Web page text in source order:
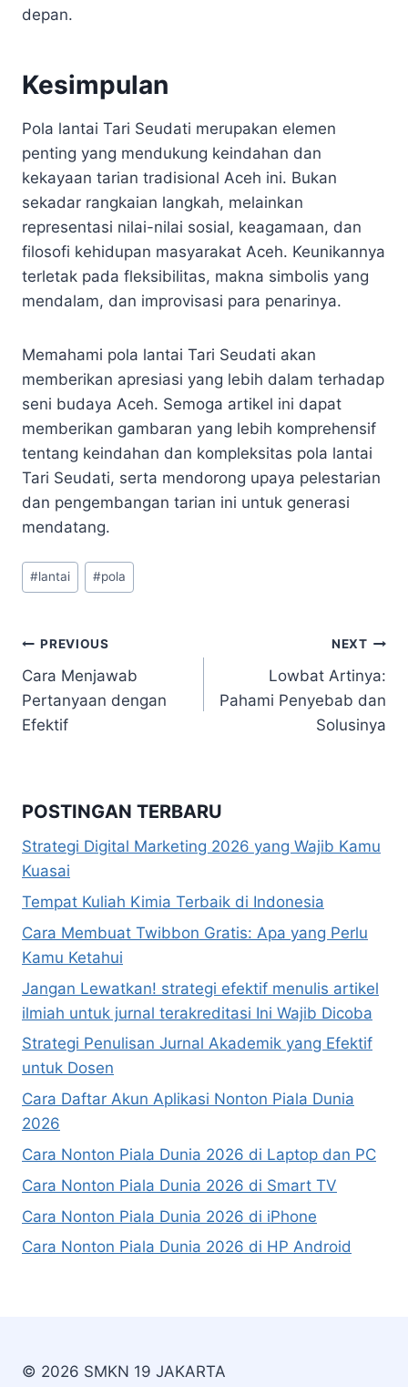
depan.
Kesimpulan
Pola lantai Tari Seudati merupakan elemen
penting yang mendukung keindahan dan
kekayaan tarian tradisional Aceh ini. Bukan
sekadar rangkaian langkah, melainkan
representasi nilai-nilai sosial, keagamaan, dan
filosofi kehidupan masyarakat Aceh. Keunikannya
terletak pada fleksibilitas, makna simbolis yang
mendalam, dan improvisasi para penarinya.
Memahami pola lantai Tari Seudati akan
memberikan apresiasi yang lebih dalam terhadap
seni budaya Aceh. Semoga artikel ini dapat
memberikan gambaran yang lebih komprehensif
tentang keindahan dan kompleksitas pola lantai
Tari Seudati, serta mendorong upaya pelestarian
dan pengembangan tarian ini untuk generasi
mendatang.
Post
Tags:
#lantai #pola
Navigasi
pos
PREVIOUS
Cara Menjawab
Pertanyaan dengan
Efektif
NEXT
Lowbat Artinya:
Pahami Penyebab dan
Solusinya
POSTINGAN TERBARU
Strategi Digital Marketing 2026 yang Wajib Kamu
Kuasai
Tempat Kuliah Kimia Terbaik di Indonesia
Cara Membuat Twibbon Gratis: Apa yang Perlu
Kamu Ketahui
Jangan Lewatkan! strategi efektif menulis artikel
ilmiah untuk jurnal terakreditasi Ini Wajib Dicoba
Strategi Penulisan Jurnal Akademik yang Efektif
untuk Dosen
Cara Daftar Akun Aplikasi Nonton Piala Dunia
2026
Cara Nonton Piala Dunia 2026 di Laptop dan PC
Cara Nonton Piala Dunia 2026 di Smart TV
Cara Nonton Piala Dunia 2026 di iPhone
Cara Nonton Piala Dunia 2026 di HP Android
© 2026 SMKN 19 JAKARTA